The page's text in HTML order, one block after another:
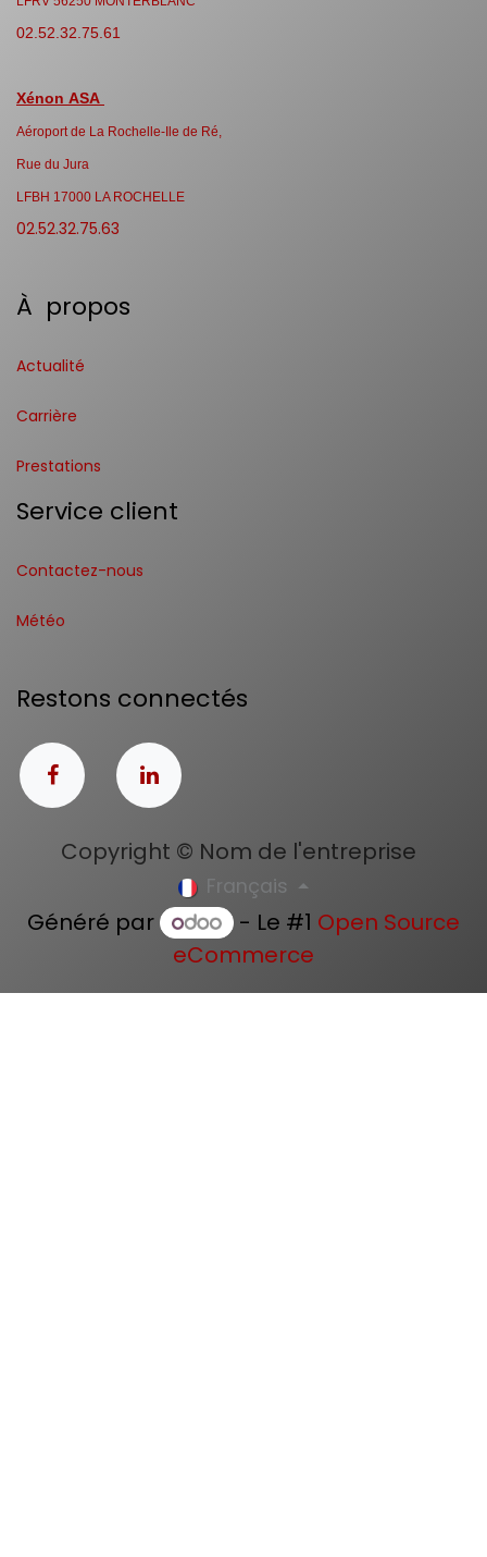
02.52.32.75.61
Xénon ASA
Aéroport de La Rochelle-Ile de Ré,
Rue du Jura
LFBH 17000 LA ROCHELLE
02.52.32.75.63
À propos
Actualité
Carrière
Prestations
Service client
Contactez-nous
Météo
Restons connectés
Copyright © Nom de l'entreprise
Français
Généré par - Le #1 Open Source
eCommerce